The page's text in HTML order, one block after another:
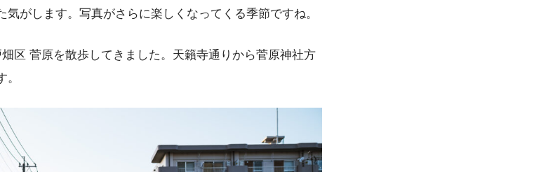
がします。写真がさらに楽しくなってくる季節ですね。
区 菅原を散歩してきました。天籟寺通りから菅原神社方